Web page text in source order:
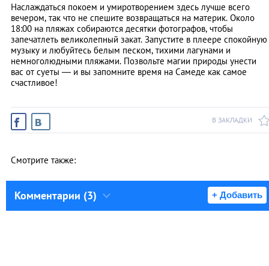
Наслаждаться покоем и умиротворением здесь лучше всего
вечером, так что не спешите возвращаться на материк. Около
18:00 на пляжах собираются десятки фотографов, чтобы
запечатлеть великолепный закат. Запустите в плеере спокойную
музыку и любуйтесь белым песком, тихими лагунами и
немноголюдными пляжами. Позвольте магии природы унести
вас от суеты ― и вы запомните время на Самеде как самое
счастливое!
В ЗАКЛАДКИ
Смотрите также:
Комментарии (3) + Добавить